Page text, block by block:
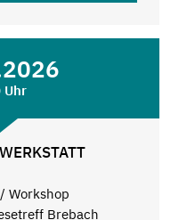
Uhr
Workshop
Brebach